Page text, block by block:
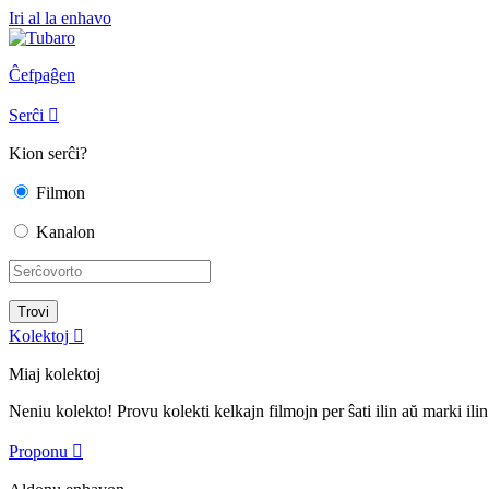
Iri al la enhavo
Ĉefpaĝen
Serĉi 
Kion serĉi?
Filmon
Kanalon
Kolektoj 
Miaj kolektoj
Neniu kolekto! Provu kolekti kelkajn filmojn per ŝati ilin aŭ marki ilin
Proponu 